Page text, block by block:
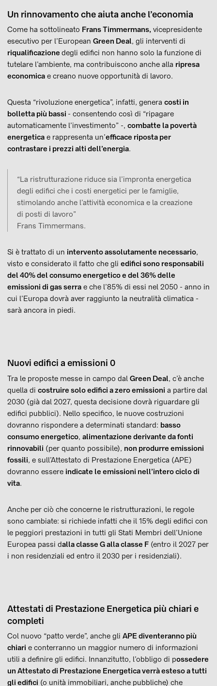
Un rinnovamento che aiuta anche l’economia
Come ha sottolineato Frans Timmermans, vicepresidente
esecutivo per l’European Green Deal, gli interventi di
riqualificazione degli edifici non hanno solo la funzione di
tutelare l’ambiente, ma contribuiscono anche alla ripresa
economica e creano nuove opportunità di lavoro.
Questa “rivoluzione energetica”, infatti, genera costi in
bolletta più bassi - consentendo così di “ripagare
automaticamente l’investimento” -, combatte la povertà
energetica e rappresenta un’efficace riposta per
contrastare i prezzi alti dell’energia.
“La ristrutturazione riduce sia l’impronta energetica
degli edifici che i costi energetici per le famiglie,
stimolando anche l’attività economica e la creazione
di posti di lavoro”
Frans Timmermans.
Si è trattato di un intervento assolutamente necessario,
visto e considerato il fatto che gli edifici sono responsabili
del 40% del consumo energetico e del 36% delle
emissioni di gas serra e che l’85% di essi nel 2050 - anno in
cui l’Europa dovrà aver raggiunto la neutralità climatica -
sarà ancora in piedi.
Nuovi edifici a emissioni 0
Tra le proposte messe in campo dal Green Deal, c’è anche
quella di costruire solo edifici a zero emissioni a partire dal
2030 (già dal 2027, questa decisione dovrà riguardare gli
edifici pubblici). Nello specifico, le nuove costruzioni
dovranno rispondere a determinati standard: basso
consumo energetico, alimentazione derivante da fonti
rinnovabili (per quanto possibile), non produrre emissioni
fossili, e sull’Attestato di Prestazione Energetica (APE)
dovranno essere indicate le emissioni nell’intero ciclo di
vita.
Anche per ciò che concerne le ristrutturazioni, le regole
sono cambiate: si richiede infatti che il 15% degli edifici con
le peggiori prestazioni in tutti gli Stati Membri dell’Unione
Europea passi dalla classe G alla classe F (entro il 2027 per
i non residenziali ed entro il 2030 per i residenziali).
Attestati di Prestazione Energetica più chiari e
completi
Col nuovo “patto verde”, anche gli APE diventeranno più
chiari e conterranno un maggior numero di informazioni
utili a definire gli edifici. Innanzitutto, l’obbligo di possedere
un Attestato di Prestazione Energetica verrà esteso a tutti
gli edifici (o unità immobiliari, anche pubbliche) che